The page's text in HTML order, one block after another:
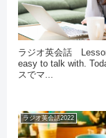
ラジオ英会話
easy to talk with.
スでマ...
ラジオ英会話2022